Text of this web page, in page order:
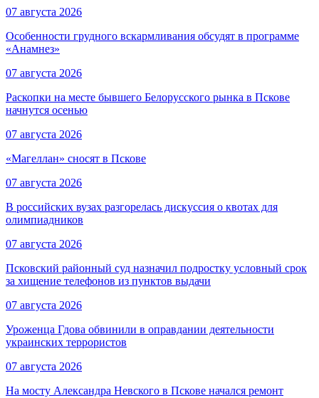
07 августа 2026
Особенности грудного вскармливания обсудят в программе
«Анамнез»
07 августа 2026
Раскопки на месте бывшего Белорусского рынка в Пскове
начнутся осенью
07 августа 2026
«Магеллан» сносят в Пскове
07 августа 2026
В российских вузах разгорелась дискуссия о квотах для
олимпиадников
07 августа 2026
Псковский районный суд назначил подростку условный срок
за хищение телефонов из пунктов выдачи
07 августа 2026
Уроженца Гдова обвинили в оправдании деятельности
украинских террористов
07 августа 2026
На мосту Александра Невского в Пскове начался ремонт